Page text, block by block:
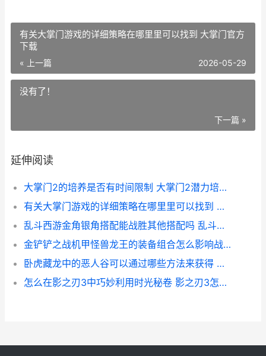
有关大掌门游戏的详细策略在哪里里可以找到 大掌门官方
下载
« 上一篇 2026-05-29
没有了！
下一篇 »
延伸阅读
大掌门2的培养是否有时间限制 大掌门2潜力培养技巧
有关大掌门游戏的详细策略在哪里里可以找到 大掌门官方下载
乱斗西游金角银角搭配能战胜其他搭配吗 乱斗西游金色饰品怎么获得
金铲铲之战机甲怪兽龙王的装备组合怎么影响战斗效果 金铲铲之战机甲驾驶员带什么装备
卧虎藏龙中的恶人谷可以通过哪些方法来获得 卧虎藏龙的结局是什么?
怎么在影之刃3中巧妙利用时光秘卷 影之刃3怎么sl